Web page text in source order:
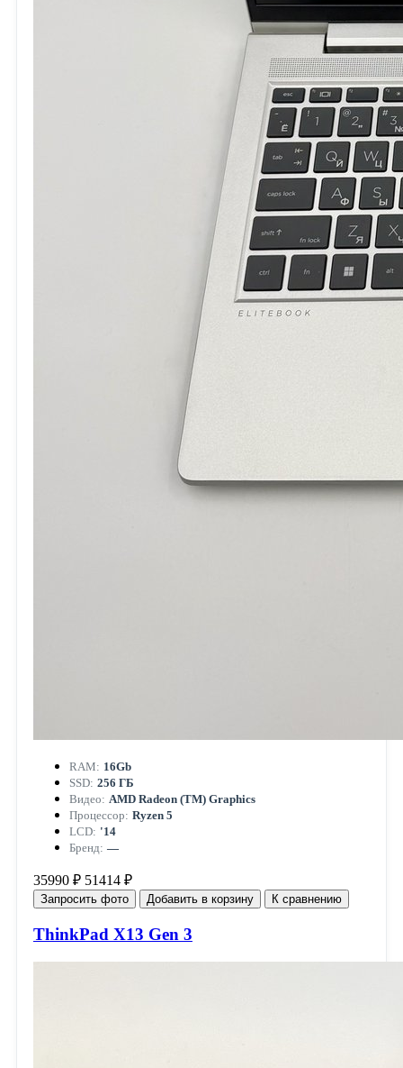
RAM: 16Gb
SSD: 256 ГБ
Видео: AMD Radeon (TM) Graphics
Процессор: Ryzen 5
LCD: '14
Бренд: —
35990 ₽ 51414 ₽
Запросить фото Добавить в корзину К сравнению
ThinkPad X13 Gen 3